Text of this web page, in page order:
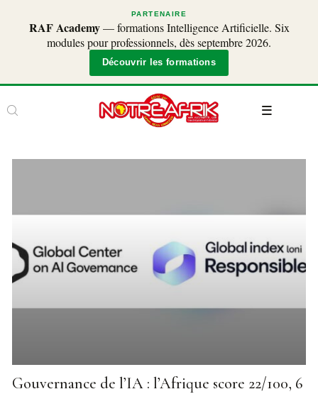
PARTENAIRE
RAF Academy— formations Intelligence Artificielle. Six
modules pour professionnels, dès septembre 2026.
Découvrir les formations
Gouvernance de l’IA : l’Afrique score 22/100, 6